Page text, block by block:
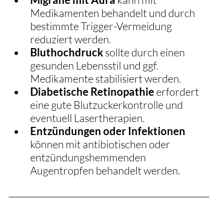
Medikamenten behandelt und durch
bestimmte Trigger-Vermeidung
reduziert werden.
Bluthochdruck sollte durch einen
gesunden Lebensstil und ggf.
Medikamente stabilisiert werden.
Diabetische Retinopathie erfordert
eine gute Blutzuckerkontrolle und
eventuell Lasertherapien.
Entzündungen oder Infektionen
können mit antibiotischen oder
entzündungshemmenden
Augentropfen behandelt werden.